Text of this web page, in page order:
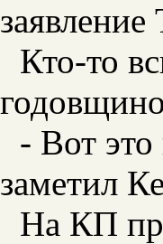
заявление
Кто-то
- Вот
заметил
На КП